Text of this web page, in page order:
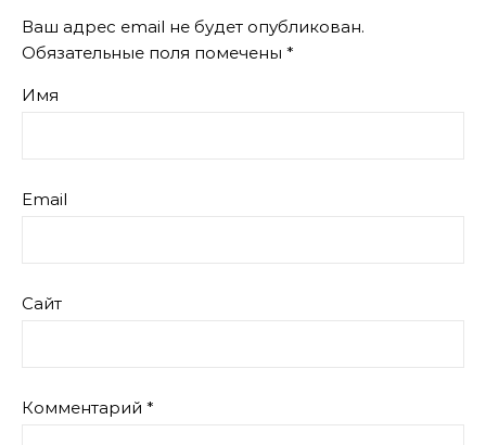
Ваш адрес email не будет опубликован.
Обязательные поля помечены *
Имя
Email
Сайт
Комментарий *